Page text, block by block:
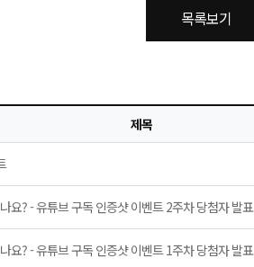
목록보기
제목
요? - 유튜브 구독 인증샷 이벤트 2주차 당첨자 발표
요? - 유튜브 구독 인증샷 이벤트 1주차 당첨자 발표